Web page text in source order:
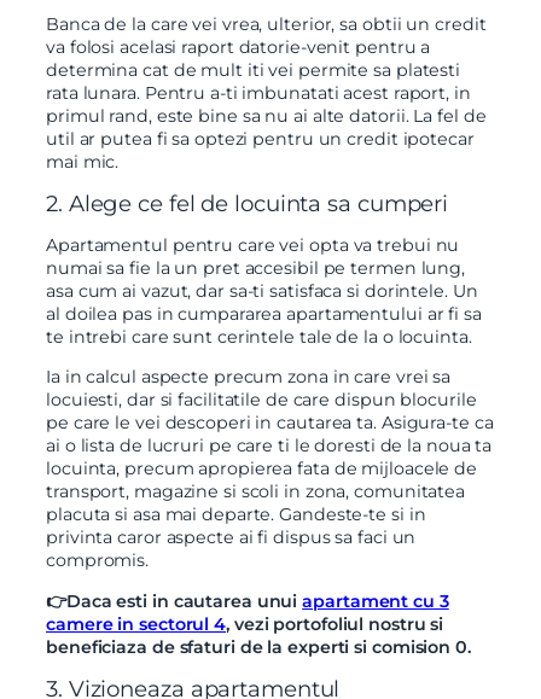
Banca de la care vei vrea, ulterior, sa obtii un credit
va folosi acelasi raport datorie-venit pentru a
determina cat de mult iti vei permite sa platesti
rata lunara. Pentru a-ti imbunatati acest raport, in
primul rand, este bine sa nu ai alte datorii. La fel de
util ar putea fi sa optezi pentru un credit ipotecar
mai mic.
2. Alege ce fel de locuinta sa cumperi
Apartamentul pentru care vei opta va trebui nu
numai sa fie la un pret accesibil pe termen lung,
asa cum ai vazut, dar sa-ti satisfaca si dorintele. Un
al doilea pas in cumpararea apartamentului ar fi sa
te intrebi care sunt cerintele tale de la o locuinta.
Ia in calcul aspecte precum zona in care vrei sa
locuiesti, dar si facilitatile de care dispun blocurile
pe care le vei descoperi in cautarea ta. Asigura-te ca
ai o lista de lucruri pe care ti le doresti de la noua ta
locuinta, precum apropierea fata de mijloacele de
transport, magazine si scoli in zona, comunitatea
placuta si asa mai departe. Gandeste-te si in
privinta caror aspecte ai fi dispus sa faci un
compromis.
👉Daca esti in cautarea unuiapartament cu 3
camere in sectorul 4, vezi portofoliul nostru si
beneficiaza de sfaturi de la experti si comision 0.
3. Vizioneaza apartamentul